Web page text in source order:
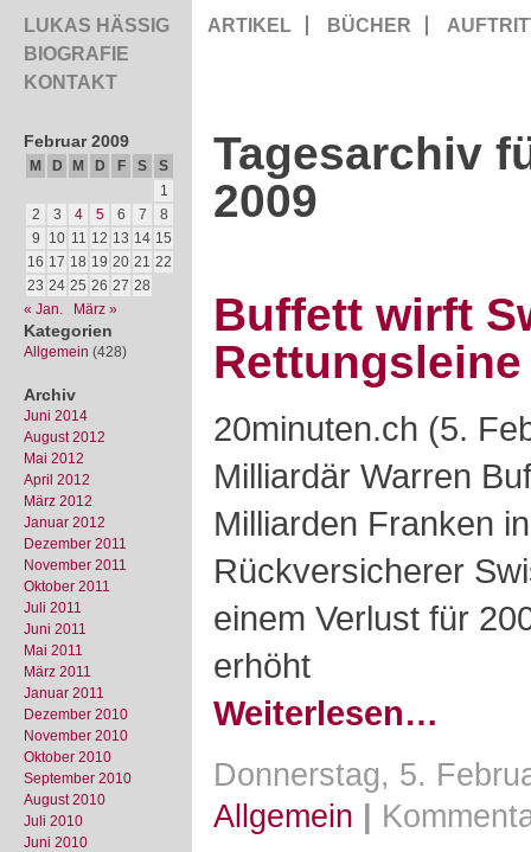
LUKAS HÄSSIG
BIOGRAFIE
KONTAKT
ARTIKEL BÜCHER
Februar 2009
M D M D F S
S
1
2
3 4 5 6 7
8
9
10 11 12 13 14 15
16 17 18 19 20 21 22
23 24 25 26 27 28
« Jan.
März »
Kategorien
Allgemein (428)
Archiv
Juni 2014
August 2012
Mai 2012
April 2012
März 2012
Januar 2012
Dezember 2011
November 2011
Oktober 2011
Juli 2011
Juni 2011
Mai 2011
März 2011
Januar 2011
Dezember 2010
November 2010
Oktober 2010
September 2010
August 2010
Juli 2010
Juni 2010
Tagesarchiv
2009
Buffett wirft
Rettungsleine
20minuten.ch (5.
Milliardär Warren
Milliarden Franken
Rückversicherer
einem Verlust für
erhöht
Weiterlesen…
Donnerstag, 5.
Allgemein